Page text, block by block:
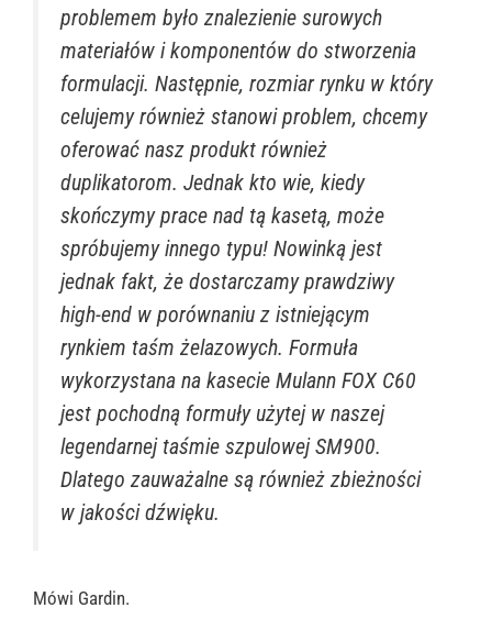
problemem było znalezienie surowych
materiałów i komponentów do stworzenia
formulacji. Następnie, rozmiar rynku w który
celujemy również stanowi problem, chcemy
oferować nasz produkt również
duplikatorom. Jednak kto wie, kiedy
skończymy prace nad tą kasetą, może
spróbujemy innego typu! Nowinką jest
jednak fakt, że dostarczamy prawdziwy
high-end w porównaniu z istniejącym
rynkiem taśm żelazowych. Formuła
wykorzystana na kasecie Mulann FOX C60
jest pochodną formuły użytej w naszej
legendarnej taśmie szpulowej SM900.
Dlatego zauważalne są również zbieżności
w jakości dźwięku.
Mówi Gardin.